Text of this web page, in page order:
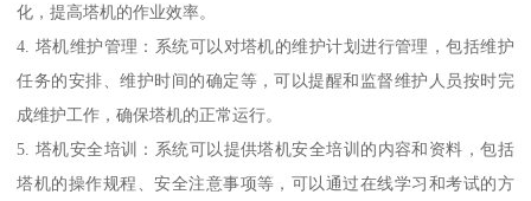
化，提高塔机的作业效率。
4. 塔机维护管理：系统可以对塔机的维护计划进行管理，包括维护
任务的安排、维护时间的确定等，可以提醒和监督维护人员按时完
成维护工作，确保塔机的正常运行。
5. 塔机安全培训：系统可以提供塔机安全培训的内容和资料，包括
塔机的操作规程、安全注意事项等，可以通过在线学习和考试的方